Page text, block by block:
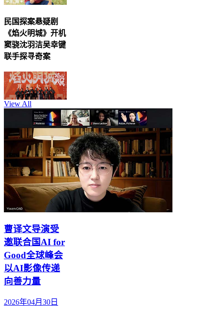
民国探案悬疑剧
《焰火明城》开机
窦骁沈羽洁吴幸键
联手探寻奇案
View All
曹译文导演受
邀联合国AI for
Good全球峰会
以AI影像传递
向善力量
2026年04月30日